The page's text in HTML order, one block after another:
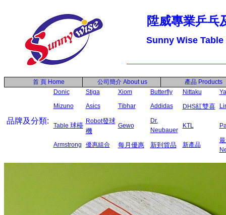
陞威專業乒乓
Sunny Wise
首 頁 Home 公司簡介 About us 產品 Products
品牌及分類:
Donic Stiga Xiom Butterfly Nittaku
Mizuno
Asics Tibhar Addidas DHS紅雙喜
Table 球檯
Robot發球
機
Gewo
Dr.
Neubauer
KTL
Armstrong 優惠組合 每月優惠 新到貨品 新產品